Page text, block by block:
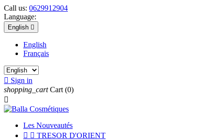
Call us: 0629912904
Language:
English 
English
Français
 Sign in
shopping_cart Cart (0)

Les Nouveautés
  TRESOR D'ORIENT